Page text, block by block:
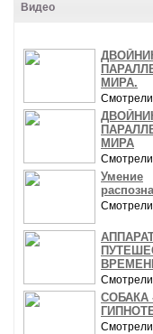
Видео
МИРА.
МИРА
Умение
СОБАКА